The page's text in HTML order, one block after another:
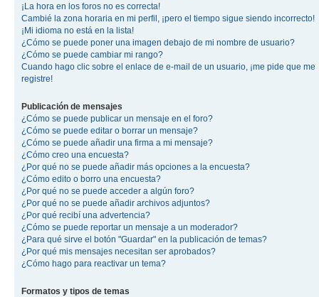
¡La hora en los foros no es correcta!
Cambié la zona horaria en mi perfil, ¡pero el tiempo sigue siendo incorrecto!
¡Mi idioma no está en la lista!
¿Cómo se puede poner una imagen debajo de mi nombre de usuario?
¿Cómo se puede cambiar mi rango?
Cuando hago clic sobre el enlace de e-mail de un usuario, ¡me pide que me
registre!
Publicación de mensajes
¿Cómo se puede publicar un mensaje en el foro?
¿Cómo se puede editar o borrar un mensaje?
¿Cómo se puede añadir una firma a mi mensaje?
¿Cómo creo una encuesta?
¿Por qué no se puede añadir más opciones a la encuesta?
¿Cómo edito o borro una encuesta?
¿Por qué no se puede acceder a algún foro?
¿Por qué no se puede añadir archivos adjuntos?
¿Por qué recibí una advertencia?
¿Cómo se puede reportar un mensaje a un moderador?
¿Para qué sirve el botón "Guardar" en la publicación de temas?
¿Por qué mis mensajes necesitan ser aprobados?
¿Cómo hago para reactivar un tema?
Formatos y tipos de temas